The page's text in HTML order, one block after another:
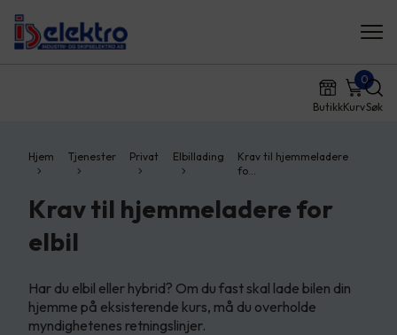
ButikkKurv
0
Søk
Hjem Tjenester Privat Elbillading
Krav til hjemmeladere
fo…
Krav til hjemmeladere for
elbil
Har du elbil eller hybrid? Om du fast skal lade bilen din
hjemme på eksisterende kurs, må du overholde
myndighetenes retningslinjer.